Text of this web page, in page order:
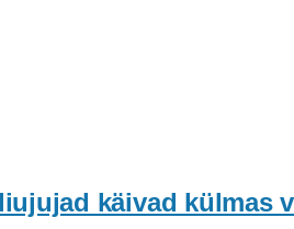
käivad külmas